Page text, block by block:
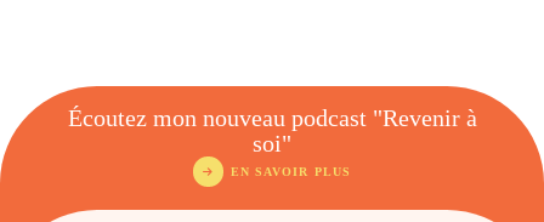
Écoutez mon nouveau podcast "Revenir à
soi"
EN SAVOIR PLUS